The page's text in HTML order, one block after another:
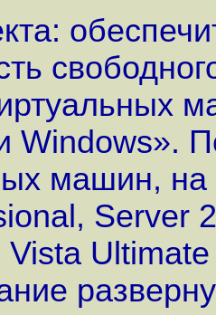
Windows».
машин, на
Server
Vista